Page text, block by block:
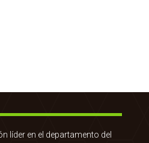
líder en el departamento del